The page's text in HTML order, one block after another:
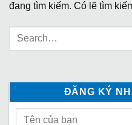
đang tìm kiếm. Có lẽ tìm
ĐĂNG KÝ